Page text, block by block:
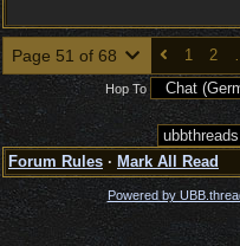
Page 51 of 68 1 2
Hop To
Forum Rules · Mark All Read
Powered by